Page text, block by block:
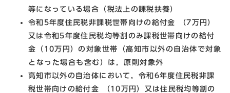
等になっている場合（税法上の課税扶養）
令和5年度住民税非課税世帯向けの給付金 （7万円）
又は令和5年度住民税均等割のみ課税世帯向けの給付
金（10万円）の対象世帯（高知市以外の自治体で対象
となった場合も含む）は，原則対象外
高知市以外の自治体において， 令和6年度住民税非課
税世帯向けの給付金 （10万円）又は住民税均等割の